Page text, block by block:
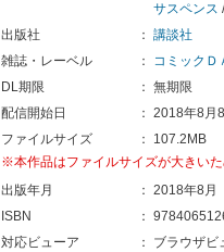
サスペンス
出版社
： 講談社
雑誌・レーベル
：
コミックＤ
DL期限
： 無期限
配信開始日
： 2018年8月
ファイルサイズ
：
107.2MB
※本作品はファイルサイズが大きい
出版年月
： 2018年8月
ISBN
：
対応ビューア
： ブラウザビ